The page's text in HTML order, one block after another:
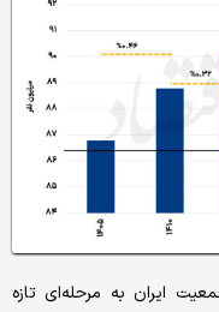
ایران به مرحله‌ای تازه